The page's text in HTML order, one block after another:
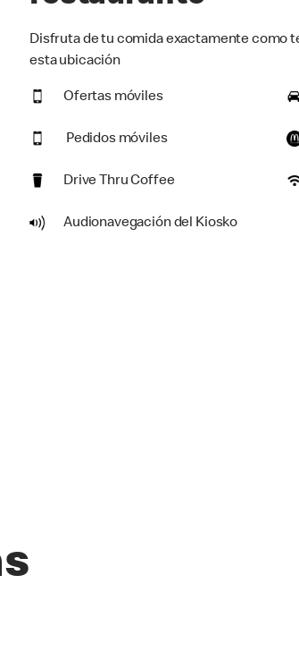
Disfruta de tu comida exactamente como
esta ubicación
Ofertas móviles
Pedidos móviles
Drive Thru Coffee
Audionavegación del Kiosko